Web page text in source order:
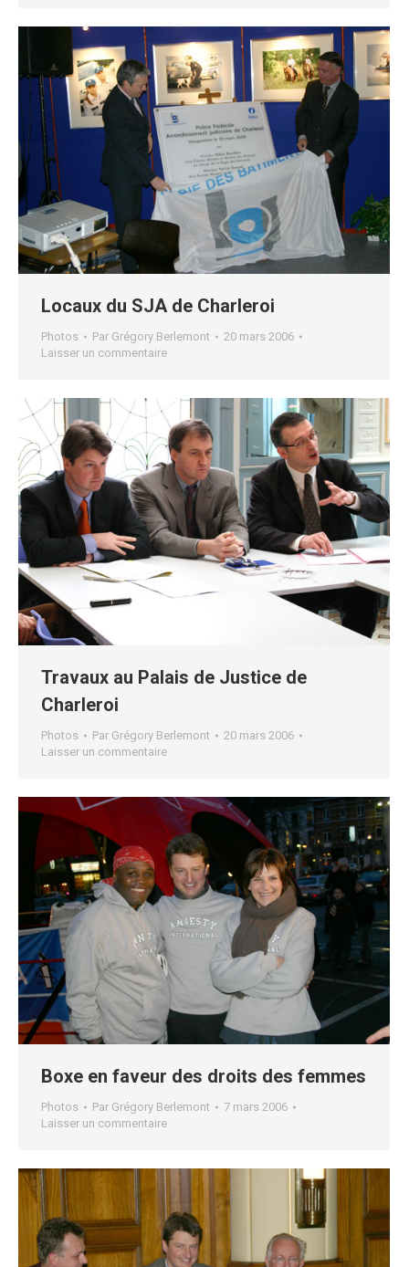
Locaux du SJA de Charleroi
Photos Par Grégory Berlemont
20 mars 2006
Laisser un commentaire
Travaux au Palais de Justice de
Charleroi
Photos Par Grégory Berlemont
20 mars 2006
Laisser un commentaire
Boxe en faveur des droits des femmes
Photos Par Grégory Berlemont
7 mars 2006
Laisser un commentaire